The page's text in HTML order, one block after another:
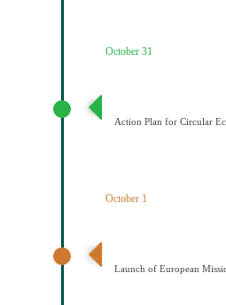
October 31
Action Plan for Circular
October 1
Launch of European